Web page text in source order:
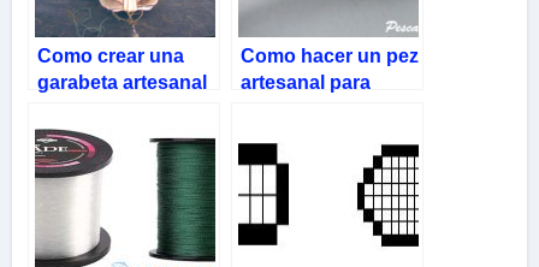
Como crear una
garabeta artesanal
Como hacer un pez
artesanal para